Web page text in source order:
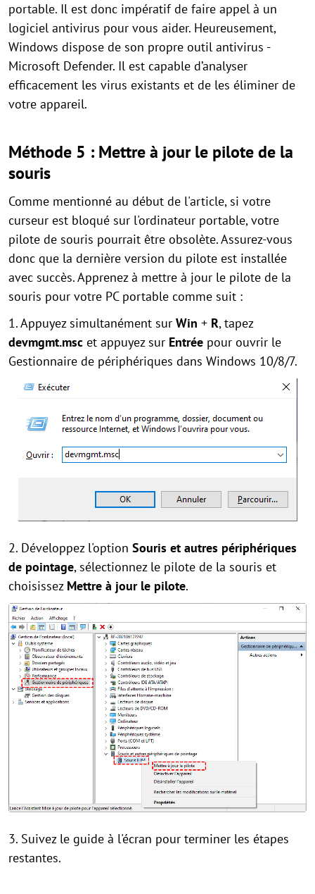
portable. Il est donc impératif de faire appel à un
logiciel antivirus pour vous aider. Heureusement,
Windows dispose de son propre outil antivirus -
Microsoft Defender. Il est capable d’analyser
efficacement les virus existants et de les éliminer de
votre appareil.
Méthode 5 : Mettre à jour le pilote de la
souris
Comme mentionné au début de l'article, si votre
curseur est bloqué sur l'ordinateur portable, votre
pilote de souris pourrait être obsolète. Assurez-vous
donc que la dernière version du pilote est installée
avec succès. Apprenez à mettre à jour le pilote de la
souris pour votre PC portable comme suit :
1. Appuyez simultanément sur Win + R, tapez
devmgmt.msc et appuyez sur Entrée pour ouvrir le
Gestionnaire de périphériques dans Windows 10/8/7.
2. Développez l'option Souris et autres périphériques
de pointage, sélectionnez le pilote de la souris et
choisissez Mettre à jour le pilote.
3. Suivez le guide à l'écran pour terminer les étapes
restantes.